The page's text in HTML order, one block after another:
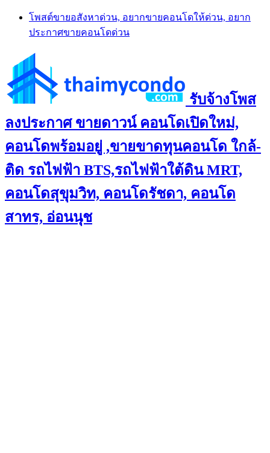
Skip
content
โพสต์ขายอสังหาด่วน, อยากขายคอนโดให้ด่วน, อยาก
ประกาศขายคอนโดด่วน
รับจ้างโพส
ลงประกาศ ขายดาวน์ คอนโดเปิดใหม่,
คอนโดพร้อมอยู่ ,ขายขาดทุนคอนโด ใกล้-
ติด รถไฟฟ้า BTS,รถไฟฟ้าใต้ดิน MRT,
คอนโดสุขุมวิท, คอนโดรัชดา, คอนโด
สาทร, อ่อนนุช